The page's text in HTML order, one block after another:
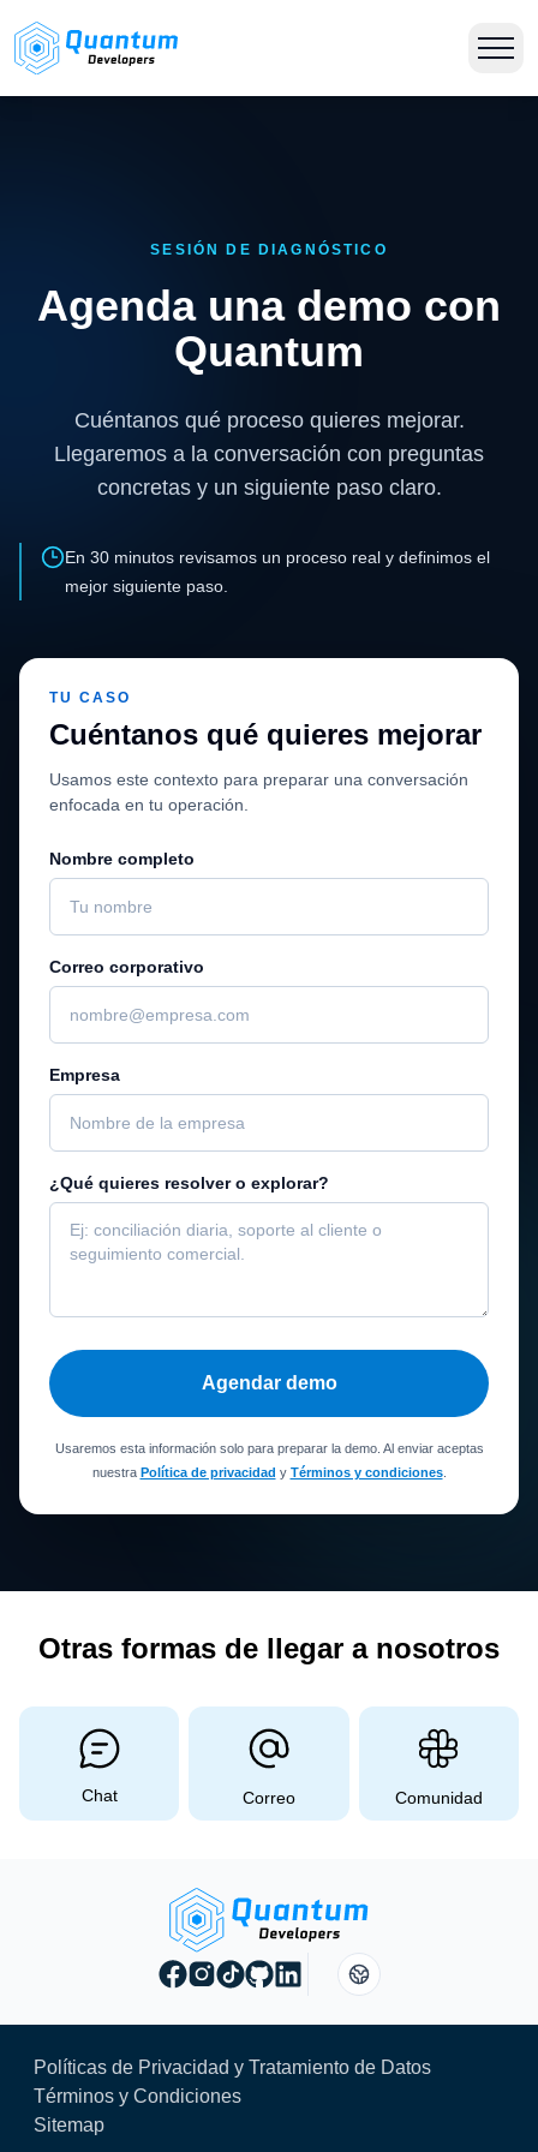
SESIÓN DE DIAGNÓSTICO
Agenda una demo con
Quantum
Cuéntanos qué proceso quieres mejorar.
Llegaremos a la conversación con preguntas
concretas y un siguiente paso claro.
En 30 minutos revisamos un proceso real y definimos el
mejor siguiente paso.
TU CASO
Cuéntanos qué quieres mejorar
Usamos este contexto para preparar una conversación
enfocada en tu operación.
Nombre completo
Correo corporativo
Empresa
¿Qué quieres resolver o explorar?
Agendar demo
Usaremos esta información solo para preparar la demo. Al enviar aceptas
nuestra Política de privacidad y Términos y condiciones.
Otras formas de llegar a nosotros
Chat Correo Comunidad
Políticas de Privacidad y Tratamiento de Datos
Términos y Condiciones
Sitemap